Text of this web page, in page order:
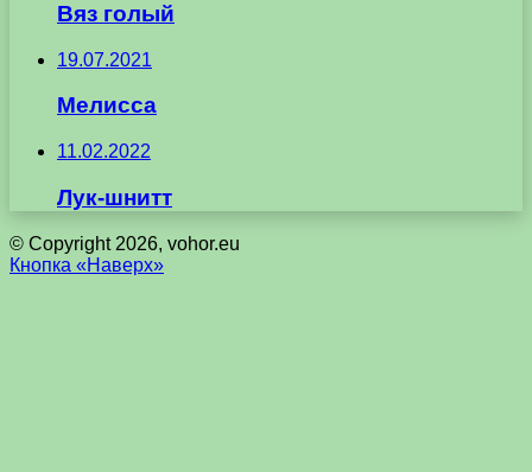
Вяз голый
19.07.2021
Мелисса
11.02.2022
Лук-шнитт
© Copyright 2026, vohor.eu
Кнопка «Наверх»